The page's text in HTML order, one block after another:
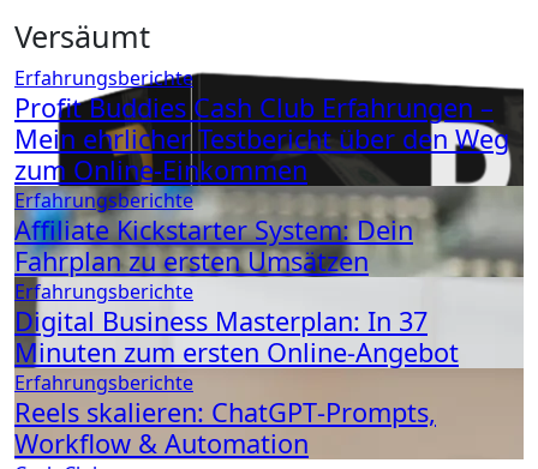
Versäumt
Erfahrungsberichte
Profit Buddies Cash Club Erfahrungen –
Mein ehrlicher Testbericht über den Weg
zum Online-Einkommen
Erfahrungsberichte
Affiliate Kickstarter System: Dein
Fahrplan zu ersten Umsätzen
Erfahrungsberichte
Digital Business Masterplan: In 37
Minuten zum ersten Online-Angebot
Erfahrungsberichte
Reels skalieren: ChatGPT‑Prompts,
Workflow & Automation